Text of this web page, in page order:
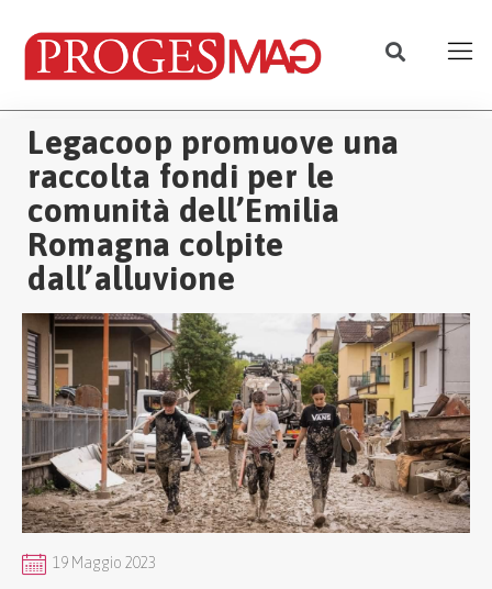
Legacoop promuove una
raccolta fondi per le
comunità dell’Emilia
Romagna colpite
dall’alluvione
19 Maggio 2023